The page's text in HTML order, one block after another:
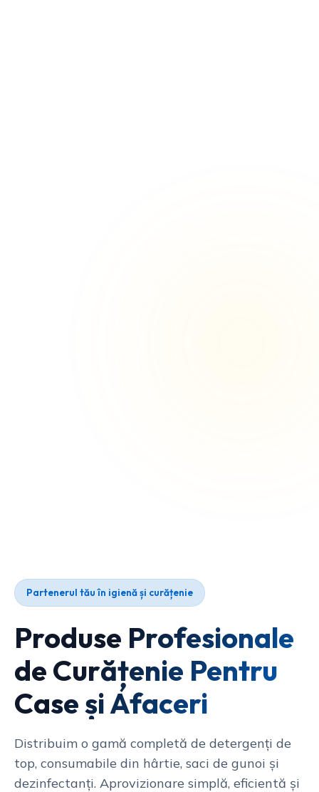
Partenerul tău în igienă și curățenie
Produse Profesionale
de Curățenie Pentru
Case și Afaceri
Distribuim o gamă completă de detergenți de
top, consumabile din hârtie, saci de gunoi și
dezinfectanți. Aprovizionare simplă, eficientă și